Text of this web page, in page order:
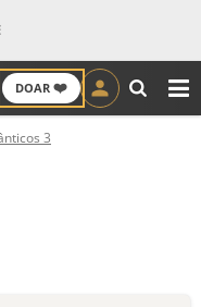
DOAR ❤️
3